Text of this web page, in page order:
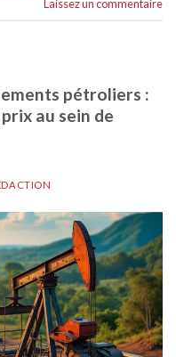
Laissez un commentaire
pétroliers :
au sein de